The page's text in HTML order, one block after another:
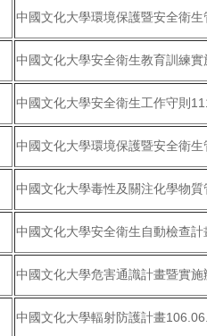
中國文化大學環境保護暨安全衛
中國文化大學安全衛生教育訓練
中國文化大學安全衛生工作守則
中國文化大學環境保護暨安全衛
中國文化大學毒性及關注化學物
中國文化大學安全衛生自動檢查
中國文化大學危害通識計畫暨實
中國文化大學輻射防護計畫